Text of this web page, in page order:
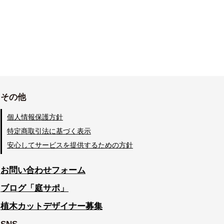
その他
個人情報保護方針
特定商取引法に基づく表示
安心してサービスを提供するための方針
お問い合わせフォーム
ブログ「庭サポ」
植木カットデザイナー募集